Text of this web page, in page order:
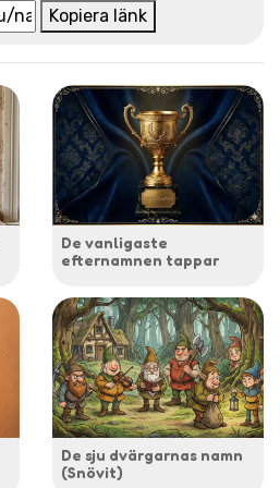
Kopiera länk
De vanligaste
efternamnen tappar
De sju dvärgarnas namn
(Snövit)